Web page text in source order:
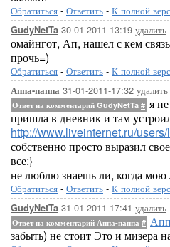
Обратиться - Ответить - К полной
GudyNetTa 30-01-2011-13:19 удалить
омайнгот, Ап, нашел с кем
прочь=)
Обратиться - Ответить - К полной
Аппа-паппа 31-01-2011-17:32 удалить
Ответ на комментарий GudyNetTa # я
пришла в дневник и там
http://www.liveinternet.ru/
собственно просто выразил
все:}
не люблю знаешь ли, когда
Обратиться - Ответить - К полной
GudyNetTa 31-01-2011-17:41 удалить
Ответ на комментарий Аппа-паппа #
забыть) не стоит Это и мизера